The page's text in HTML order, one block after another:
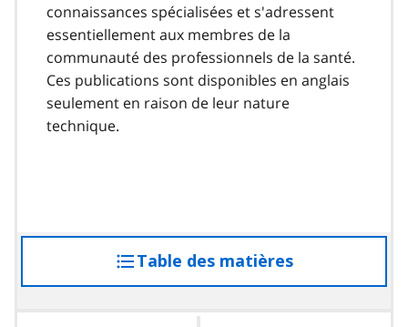
connaissances spécialisées et s'adressent
essentiellement aux membres de la
communauté des professionnels de la santé.
Ces publications sont disponibles en anglais
seulement en raison de leur nature
technique.
Table des matières
à